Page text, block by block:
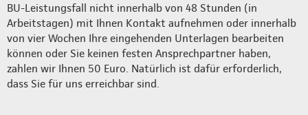
BU-Leistungsfall nicht innerhalb von 48 Stunden (in
Arbeitstagen) mit Ihnen Kontakt aufnehmen oder innerhalb
von vier Wochen Ihre eingehenden Unterlagen bearbeiten
können oder Sie keinen festen Ansprechpartner haben,
zahlen wir Ihnen 50 Euro. Natürlich ist dafür erforderlich,
dass Sie für uns erreichbar sind.